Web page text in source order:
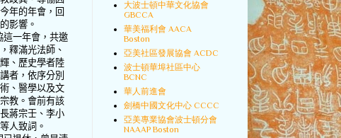
年的年會，回
影響。
這一年會，共邀
釋滿光法師、
、歷史學者陸
者，依序分別
、醫學以及文
教。會前有該
蔣宗壬、李小
人致詞。
大波士頓中華文化協會
GBCCA
華美福利會 AACA
Boston
亞美社區發展協會 ACDC
波士頓華埠社區中心
BCNC
華人前進會
劍橋中國文化中心 CCCC
亞美專業協會波士頓分會
NAAAP Boston